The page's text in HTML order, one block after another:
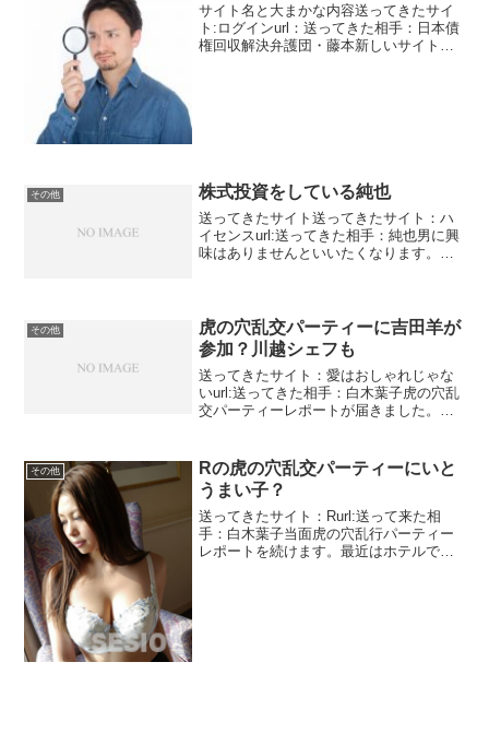
サイト名と大まかな内容送ってきたサイ
ト:ログインurl：送ってきた相手：日本債
権回収解決弁護団・藤本新しいサイトで
その他 株式投資をしている純也
送ってきたサイト送ってきたサイト：ハ
イセンスurl:送ってきた相手：純也男に興
味はありませんといいたくなります。純
会い系のもらっ...
その他
虎の穴乱交パーティーに吉田羊が
参加？川越シェフも
送ってきたサイト：愛はおしゃれじゃな
いurl:送ってきた相手：白木葉子虎の穴乱
交パーティーレポートが届きました。今
に面白いみはありませんでした。このパ
ーティーは乱交だけ...
その他
Rの虎の穴乱交パーティーにいと
うまい子？
送ってきたサイト：Rurl:送って来た相
手：白木葉子当面虎の穴乱行パーティー
レポートを続けます。最近はホテルでな